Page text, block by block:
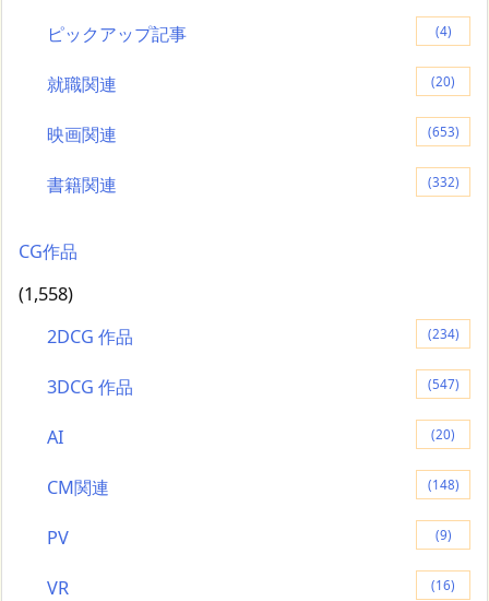
ピックアップ記事 (4)
就職関連 (20)
映画関連 (653)
書籍関連 (332)
CG作品
(1,558)
2DCG 作品
(234)
3DCG 作品 (547)
AI (20)
CM関連 (148)
PV (9)
VR (16)